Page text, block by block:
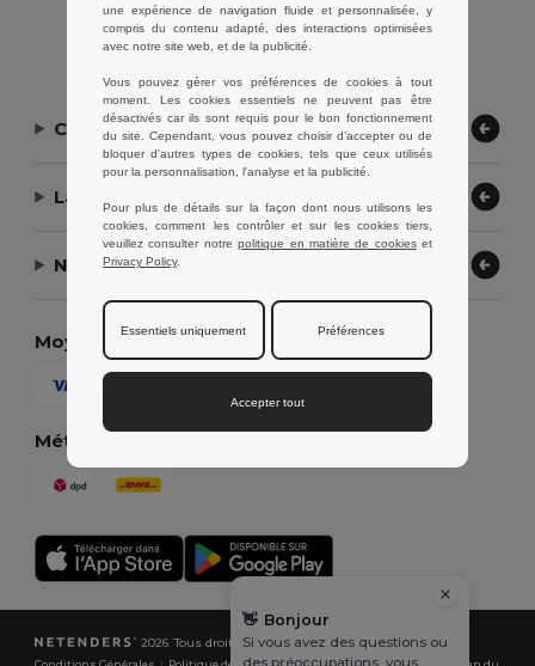
Affichage De Tous Les Produits.
Contactez-nous
Laissez-nous vous aider
Notre entreprise
Moyens de paiement
Méthodes d'expédition
2026. Tous droits réservés
une expérience de navigation fluide et personnalisée, y
compris du contenu adapté, des interactions optimisées
avec notre site web, et de la publicité.
Vous pouvez gérer vos préférences de cookies à tout
moment. Les cookies essentiels ne peuvent pas être
désactivés car ils sont requis pour le bon fonctionnement
du site. Cependant, vous pouvez choisir d’accepter ou de
bloquer d'autres types de cookies, tels que ceux utilisés
pour la personnalisation, l'analyse et la publicité.
Pour plus de détails sur la façon dont nous utilisons les
cookies, comment les contrôler et sur les cookies tiers,
veuillez consulter notrepolitique en matière de cookieset
Privacy Policy.
Essentiels uniquement Préférences
Accepter tout
👋 Bonjour
Si vous avez des questions ou
des préoccupations, vous